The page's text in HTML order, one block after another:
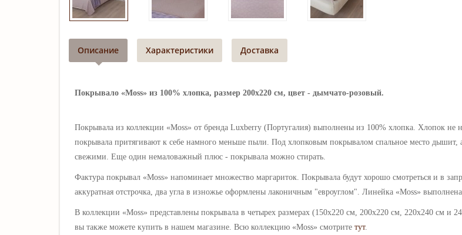
Описание Характеристики Доставка
Покрывало «Moss» из 100% хлопка, размер 200х220 см, цвет - дымчато-розовый.
Покрывала из коллекции «Moss» от бренда Luxberry (Португалия) выполнены из 100% хлопка. Хлопок не
покрывала притягивают к себе намного меньше пыли. Под хлопковым покрывалом спальное место дышит,
свежими. Еще один немаловажный плюс - покрывала можно стирать.
Фактура покрывал «Moss» напоминает множество маргариток. Покрывала будут хорошо смотреться и в
аккуратная отстрочка, два угла в изножье оформлены лаконичным "евроуглом". Линейка «Moss»
В коллекции «Moss» представлены покрывала в четырех размерах (150х220 см, 200х220 см, 220х240 см и
вы также можете купить в нашем магазине. Всю коллекцию «Moss» смотрите тут.